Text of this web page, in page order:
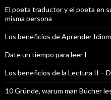
El poeta traductor y el poeta en
misma persona
Los beneficios de Aprender
Date un tiempo para leer I
Los beneficios de la Lectura II –
10 Gründe, warum man Bücher